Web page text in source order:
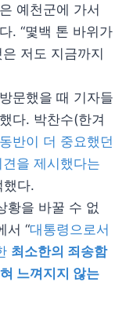
예천군에 가서
. “몇백 톤 바위가
저도 지금까지
문했을 때 기자들
다. 박찬수(한겨
반이 더 중요했던
을 제시했다는
했다.
황을 바꿀 수 없
서 “대통령으로서
최소한의 죄송함
느껴지지 않는